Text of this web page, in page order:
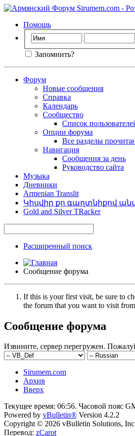
Помощь
Запомнить?
Форум
Новые сообщения
Справка
Календарь
Сообщество
Список
Опции форума
Все разделы
Навигация
Сообщения за день
Руководство сайта
Музыка
Дневники
Armenian Translit
Կիսվիր քո գաղտնիքով
Gold and Silver TRacker
Расширенный поиск
Сообщение форума
If this is your first visit, be sure to
the forum that you want to visit
Сообщение форума
Извините, сервер перегружен.
Sirumem.com
Архив
Вверх
Текущее время: 06:56. Часовой пояс
Powered by vBulletin® Version 4.2.2
Copyright © 2026 vBulletin Solutions,
Перевод: zCarot